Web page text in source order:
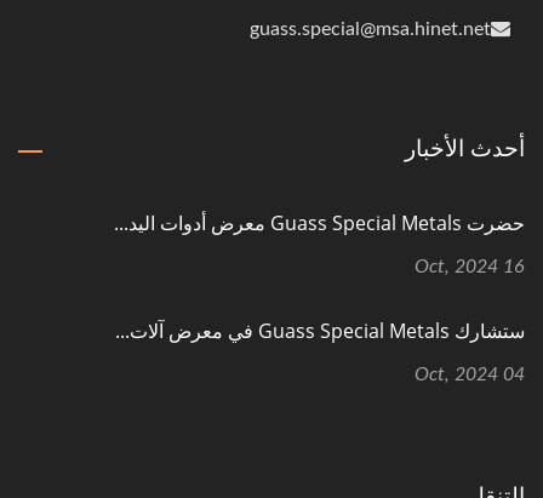
guass.special@msa.hinet.net
أحدث الأخبار
حضرت Guass Special Metals معرض أدوات اليد...
16 Oct, 2024
ستشارك Guass Special Metals في معرض آلات...
04 Oct, 2024